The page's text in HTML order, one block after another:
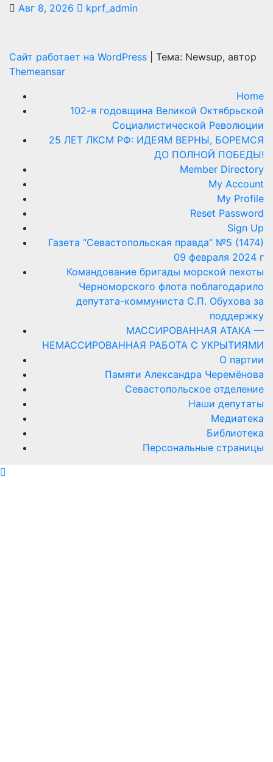
Авг 8, 2026 kprf_admin
Сайт работает на WordPress
Тема: Newsup, автор
Themeansar
Home
102-я годовщина Великой Октябрьской
Социалистической Революции
25 ЛЕТ ЛКСМ РФ: ИДЕЯМ ВЕРНЫ, БОРЕМСЯ
ДО ПОЛНОЙ ПОБЕДЫ!
Member Directory
My Account
My Profile
Reset Password
Sign Up
Газета “Севастопольская правда” №5 (1474)
09 февраля 2024 г
Командование бригады морской пехоты
Черноморского флота поблагодарило
депутата-коммуниста С.П. Обухова за
поддержку
МАССИРОВАННАЯ АТАКА —
НЕМАССИРОВАННАЯ РАБОТА С УКРЫТИЯМИ
О партии
Памяти Александра Черемёнова
Севастопольское отделение
Наши депутаты
Медиатека
Библиотека
Персональные страницы